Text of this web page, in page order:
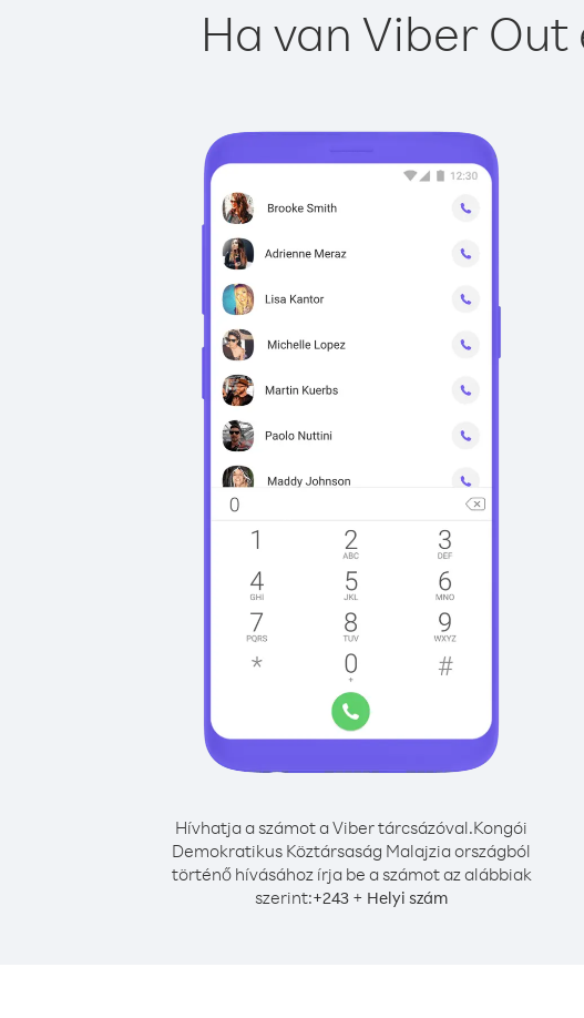
Ha van Viber
Hívhatja a számot a Viber tárcsázóval.Kongói
Demokratikus Köztársaság Malajzia országból
történő hívásához írja be a számot az alábbiak
szerint:+243 + Helyi szám